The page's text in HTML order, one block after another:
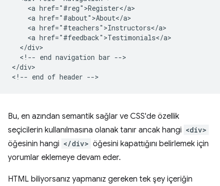
    <a href="#reg">Register</a>
    <a href="#about">About</a>
    <a href="#teachers">Instructors</a>
    <a href="#feedback">Testimonials</a>
  </div>
  <!-- end navigation bar -->
</div>
Bu, en azından semantik sağlar ve CSS'de özellik
seçicilerin kullanılmasına olanak tanır ancak hangi <div>
öğesinin hangi </div> öğesini kapattığını belirlemek için
yorumlar eklemeye devam eder.
HTML biliyorsanız yapmanız gereken tek şey içeriğin